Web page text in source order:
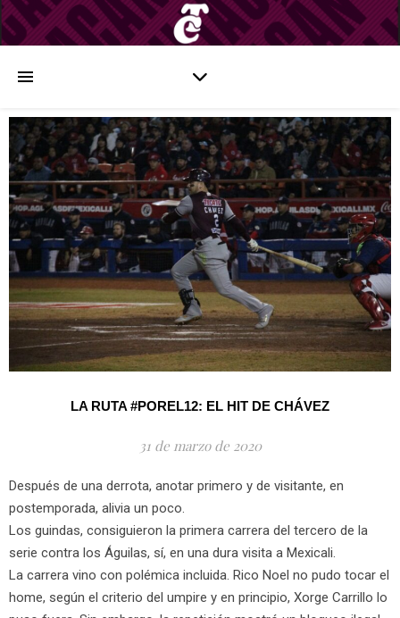
LA RUTA #POREL12: EL HIT DE CHÁVEZ
31 de marzo de 2020
Después de una derrota, anotar primero y de visitante, en
postemporada, alivia un poco.
Los guindas, consiguieron la primera carrera del tercero de la
serie contra los Águilas, sí, en una dura visita a Mexicali.
La carrera vino con polémica incluida. Rico Noel no pudo tocar el
home, según el criterio del umpire y en principio, Xorge Carrillo lo